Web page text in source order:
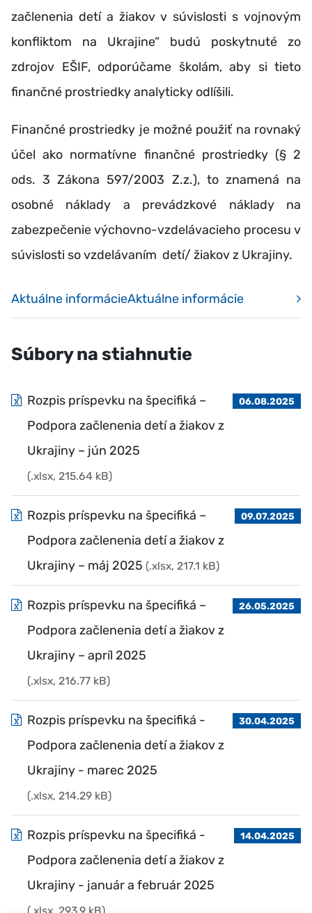
začlenenia detí a žiakov v súvislosti s vojnovým
konfliktom na Ukrajine“ budú poskytnuté zo
zdrojov EŠIF, odporúčame školám, aby si tieto
finančné prostriedky analyticky odlíšili.
Finančné prostriedky je možné použiť na rovnaký
účel ako normatívne finančné prostriedky (§ 2
ods. 3 Zákona 597/2003 Z.z.), to znamená na
osobné náklady a prevádzkové náklady na
zabezpečenie výchovno-vzdelávacieho procesu v
súvislosti so vzdelávaním detí/ žiakov z Ukrajiny.
Aktuálne informácieAktuálne informácie
Súbory na stiahnutie
Rozpis príspevku na špecifiká –
Podpora začlenenia detí a žiakov z
Ukrajiny – jún 2025
(.xlsx, 215.64 kB)
06.08.2025
Rozpis príspevku na špecifiká –
Podpora začlenenia detí a žiakov z
Ukrajiny – máj 2025 (.xlsx, 217.1 kB)
09.07.2025
Rozpis príspevku na špecifiká –
Podpora začlenenia detí a žiakov z
Ukrajiny – apríl 2025
(.xlsx, 216.77 kB)
26.05.2025
Rozpis príspevku na špecifiká -
Podpora začlenenia detí a žiakov z
Ukrajiny - marec 2025
(.xlsx, 214.29 kB)
30.04.2025
Rozpis príspevku na špecifiká -
Podpora začlenenia detí a žiakov z
Ukrajiny - január a február 2025
14.04.2025